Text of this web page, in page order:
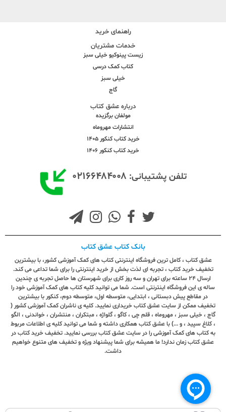
راهنمای خرید
خدمات مشتریان
زیست پینوکیو خیلی سبز
کتاب کمک درسی
خیلی سبز
گاج
درباره عشق کتاب
مولفان برگزیده
انتشارات مهروماه
خرید کتاب کنکور 1405
خرید کتاب کنکور 1406
تلفن پشتیبانی: ۰۲۱۶۶۴۸۴۰۰۸
بانک کتاب عشق کتاب
عشق کتاب ، کامل ترین فروشگاه اینترنتی کتاب های کمک آموزشی کشور، با بیشترین
تخفیف خرید کتاب ، تجربه ای لذت بخش از خرید اینترنتی را برای شما تداعی می کند.
ارسال ٢٤ ساعته برای تهران و سه روز کاری برای شهرستان ها حاصل تجربه ی چندین
ساله ی این فروشگاه اینترنتی است. شما می توانید کلیه کتاب های کمک آموزشی خود را
در مقاطع پیش دبستانی ، ابتدایی، متوسطه اول، متوسطه دوم، کنکور با بیشترین
تخفیف ممکن از سایت عشق کتاب خریداری نمایید. کلیه ی ناشران کمک آموزشی کشور (
گاج ، خیلی سبز ، مهروماه ، قلم چی ، کاگو ، گلواژه ، مبتکران ، منتشران ، خواندنی ، الگو
، کلاغ سپید ، و ...) با عشق کتاب همکاری داشته و شما می توانید کلیه ی اطلاعات مربوط
به کتاب های کمک آموزشی را در سایت عشق کتاب بررسی نمایید. تخفیف خرید کتاب در
عشق کتاب زمان ندارد! ما همیشه برای شما پیشنهاد ویژه و تخفیف های متنوع خواهیم
داشت.